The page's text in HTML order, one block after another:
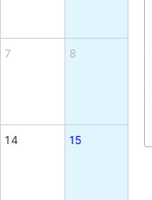
7 8
14 15